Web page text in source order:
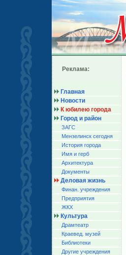
Реклама:
Главная
Новости
К юбилею города
Город и район
ЗАГС
Мензелинск сегодня
История города
Имя и герб
Архитектура
Документы
Деловая жизнь
Финан. учреждения
Предприятия
ЖКХ
Культура
Драмтеатр
Краевед. музей
Библиотеки
Другие учреждения